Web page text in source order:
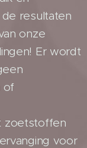
resultaten
onze
Er wordt
of
zoetstoffen
voor